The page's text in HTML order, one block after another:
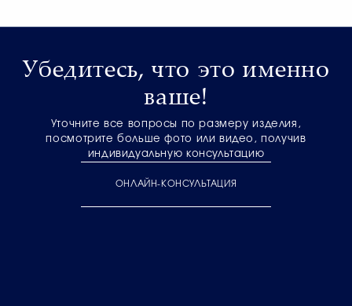
Убедитесь, что это именно
ваше!
Уточните все вопросы по размеру изделия,
посмотрите больше фото или видео, получив
индивидуальную консультацию
ОНЛАЙН-КОНСУЛЬТАЦИЯ